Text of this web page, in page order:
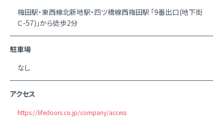
梅田駅・東西線北新地駅・四ツ橋線西梅田駅 「9番出口(地下街
Ｃ-57)」から徒歩2分
駐車場
なし
アクセス
https://lifedoors.co.jp/company/access